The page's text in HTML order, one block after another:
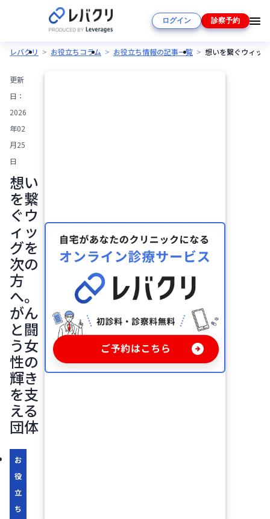
ログイン 診察予約
レバクリ お役立ちコラム お役立ち情報の記事一覧 想いを繋ぐウィッ
更新
日：
2026
年02
月25
日
想い
を繋
ぐウ
ィッ
グを
次の
方
へ。
がん
と闘
う女
性の
輝き
を支
える
団体
お
役
立
ち